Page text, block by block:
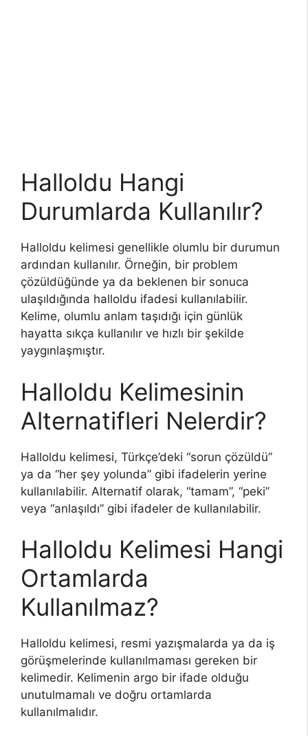
Halloldu Hangi
Durumlarda Kullanılır?
Halloldu kelimesi genellikle olumlu bir durumun
ardından kullanılır. Örneğin, bir problem
çözüldüğünde ya da beklenen bir sonuca
ulaşıldığında halloldu ifadesi kullanılabilir.
Kelime, olumlu anlam taşıdığı için günlük
hayatta sıkça kullanılır ve hızlı bir şekilde
yaygınlaşmıştır.
Halloldu Kelimesinin
Alternatifleri Nelerdir?
Halloldu kelimesi, Türkçe’deki “sorun çözüldü”
ya da “her şey yolunda” gibi ifadelerin yerine
kullanılabilir. Alternatif olarak, “tamam”, “peki”
veya “anlaşıldı” gibi ifadeler de kullanılabilir.
Halloldu Kelimesi Hangi
Ortamlarda
Kullanılmaz?
Halloldu kelimesi, resmi yazışmalarda ya da iş
görüşmelerinde kullanılmaması gereken bir
kelimedir. Kelimenin argo bir ifade olduğu
unutulmamalı ve doğru ortamlarda
kullanılmalıdır.